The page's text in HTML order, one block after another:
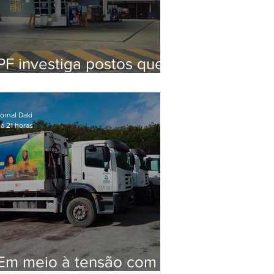
investiga postos que
de secretário
em 2020
meio à tensão com
Daki
21 horas